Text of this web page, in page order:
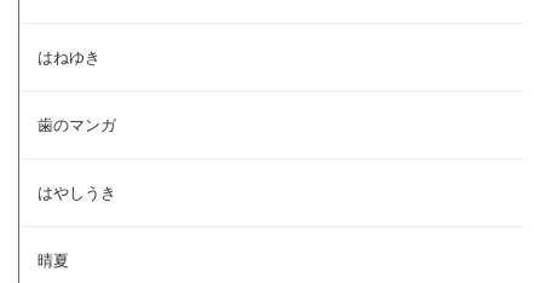
はねゆき
歯のマンガ
はやしうき
晴夏